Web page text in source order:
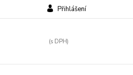
Přihlášení